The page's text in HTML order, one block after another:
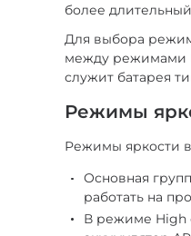
более
Для выбора
между режимами
служит батарея
Режимы
Режимы яркости
Основная
работать на
В режиме High